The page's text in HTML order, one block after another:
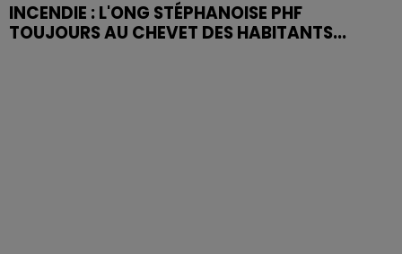
INCENDIE : L'ONG STÉPHANOISE PHF
TOUJOURS AU CHEVET DES HABITANTS...